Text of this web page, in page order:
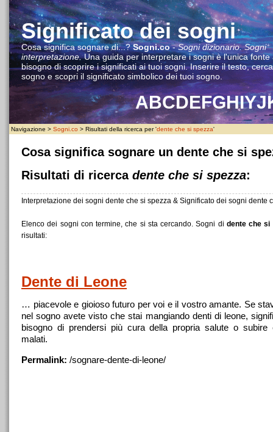
Significato dei sogni
Cosa significa sognare di...?Sogni.co-Sogni dizionario. Sogni
interpretazione.Una guida per interpretare i sogni è l'unica fonte
bisogno di scoprire i significati ai tuoi sogni. Inserire il testo,
sogno e scopri il significato simbolico dei tuoi sogno.
ABCDEFGHIYJ
Navigazione > Sogni.co > Risultati della ricerca per 'dente che si spezza'
Cosa significa sognare un dente che si
Risultati di ricerca dente che si spezza:
Interpretazione dei sogni dente che si spezza & Significato dei sogni dente
Elenco dei sogni con termine, che si sta cercando. Sogni di dente che si
risultati:
Dente di Leone
… piacevole e gioioso futuro per voi e il vostro amante. Se
nel sogno avete vistoche stai mangiando denti di leone,
bisogno di prendersi più cura della propria salute o subire
malati.
Permalink: /sognare-dente-di-leone/